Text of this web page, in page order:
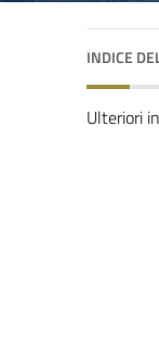
INDICE
Ulteriori